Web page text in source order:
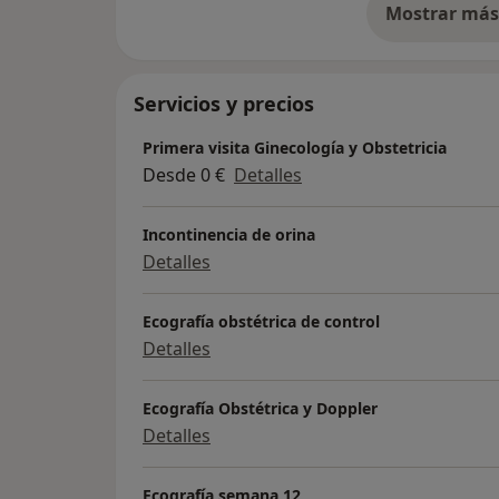
Mostrar
Servicios y precios
Primera visita Ginecología y Obstetricia
Desde 0 € Detalles
Incontinencia de orina
Detalles
Ecografía obstétrica de control
Detalles
Ecografía Obstétrica y Doppler
Detalles